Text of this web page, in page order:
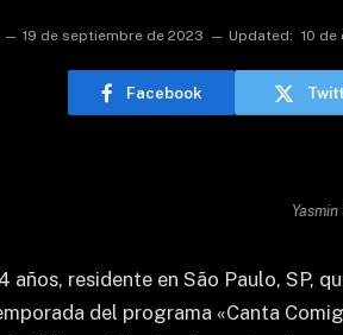
19 de septiembre de 2023 Updated: 10 de
Facebook
años, residente en São Paulo,
del programa «Canta